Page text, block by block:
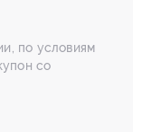
по условиям
со